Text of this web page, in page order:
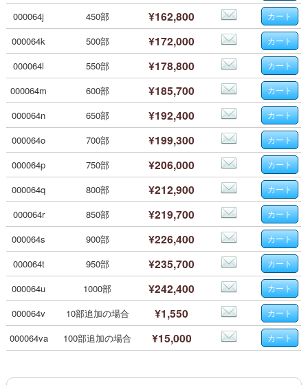
000064j 450部 ¥162,800
000064k 500部 ¥172,000
000064l 550部 ¥178,800
000064m 600部 ¥185,700
000064n 650部 ¥192,400
000064o 700部 ¥199,300
000064p 750部 ¥206,000
000064q 800部 ¥212,900
000064r 850部 ¥219,700
000064s 900部 ¥226,400
000064t 950部 ¥235,700
000064u 1000部 ¥242,400
000064v 10部追加の場合 ¥1,550
000064va 100部追加の場合 ¥15,000